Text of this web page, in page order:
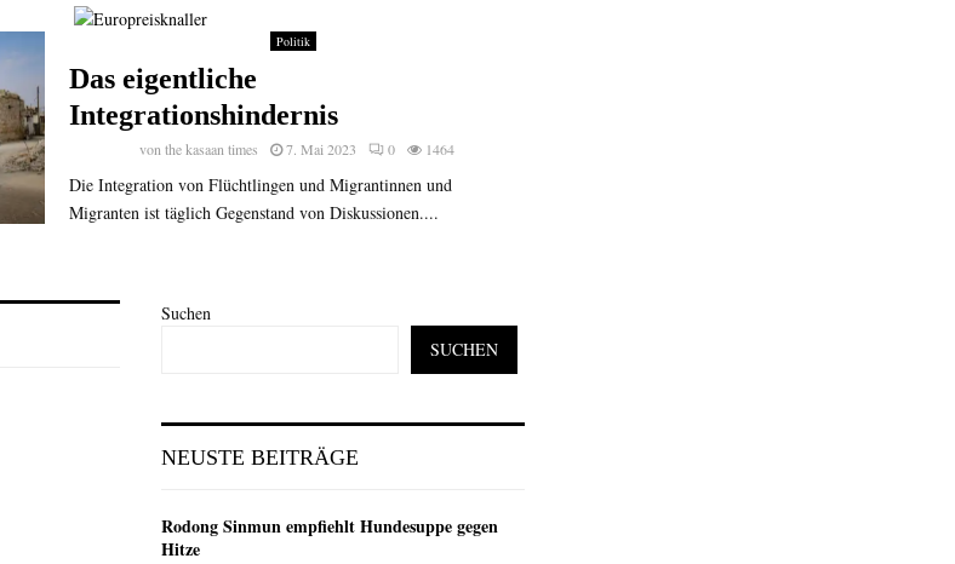
Politik
Das eigentliche
Integrationshindernis
vonthe kasaan times 7. Mai 2023 0 1464
Die Integration von Flüchtlingen und Migrantinnen und
Migranten ist täglich Gegenstand von Diskussionen....
Suchen
SUCHEN
NEUSTE BEITRÄGE
Rodong Sinmun empfiehlt Hundesuppe gegen
Hitze